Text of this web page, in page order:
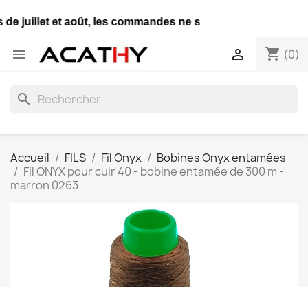
juillet et août, les commandes ne seront expédiées
 shopping_cart (0)

search
Accueil FILS Fil Onyx
Bobines Onyx entamées
Fil ONYX pour cuir 40 - bobine entamée de 300 m -
marron 0263